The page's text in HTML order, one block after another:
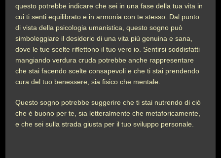
questo potrebbe indicare che sei in una fase della tua vita in
cui ti senti equilibrato e in armonia con te stesso. Dal punto
di vista della psicologia umanistica, questo sogno può
simboleggiare il desiderio di una vita più genuina e sana,
dove le tue scelte riflettono il tuo vero io. Sentirsi soddisfatti
mangiando verdura cruda potrebbe anche rappresentare
che stai facendo scelte consapevoli e che ti stai prendendo
cura del tuo benessere, sia fisico che mentale.
Questo sogno potrebbe suggerire che ti stai nutrendo di ciò
che è buono per te, sia letteralmente che metaforicamente,
e che sei sulla strada giusta per il tuo sviluppo personale.